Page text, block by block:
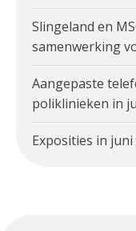
Slingeland en
samenwerking
Aangepaste
poliklinieken in
Exposities in